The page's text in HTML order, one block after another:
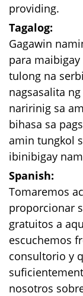
providing.
Tagalog:
Gagawin
para
tulong na
nagsasalita
naririnig sa
bihasa sa
amin tungkol
ibinibigay
Spanish:
Tomaremos
proporcionar
gratuitos a
escuchemos
consultorio y
nosotros